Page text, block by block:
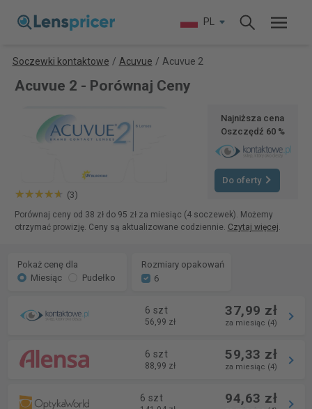
PL
Soczewki kontaktowe / Acuvue / Acuvue 2
Acuvue 2 - Porównaj Ceny
(3)
Najniższa cena
Oszczędź 60 %
Do oferty
Porównaj ceny od 38 zł do 95 zł za miesiąc (4 soczewek). Możemy
otrzymać prowizję. Ceny są aktualizowane codziennie. Czytaj więcej.
Pokaż cenę dla
Miesiąc
Pudełko
Rozmiary opakowań
6
6 szt
56,99 zł
37,99 zł
za miesiąc (4)
6 szt
88,99 zł
59,33 zł
za miesiąc (4)
6 szt 94,63 zł